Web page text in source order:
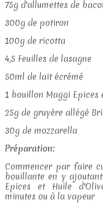
75g d'allumettes de
300g de potiron
100g de ricotta
4,5 Feuilles de lasagne
50ml de lait écrémé
1 bouillon Maggi Epices
25g de gruyère allégé
30g de mozzarella
Préparation:
Commencer par faire
bouillante en y
Epices et Huile
minutes ou à la vapeur